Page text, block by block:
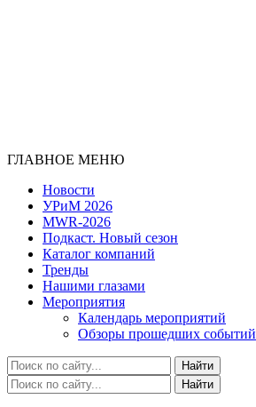
ГЛАВНОЕ МЕНЮ
Новости
УРиМ 2026
MWR-2026
Подкаст. Новый сезон
Каталог компаний
Тренды
Нашими глазами
Мероприятия
Календарь мероприятий
Обзоры прошедших событий